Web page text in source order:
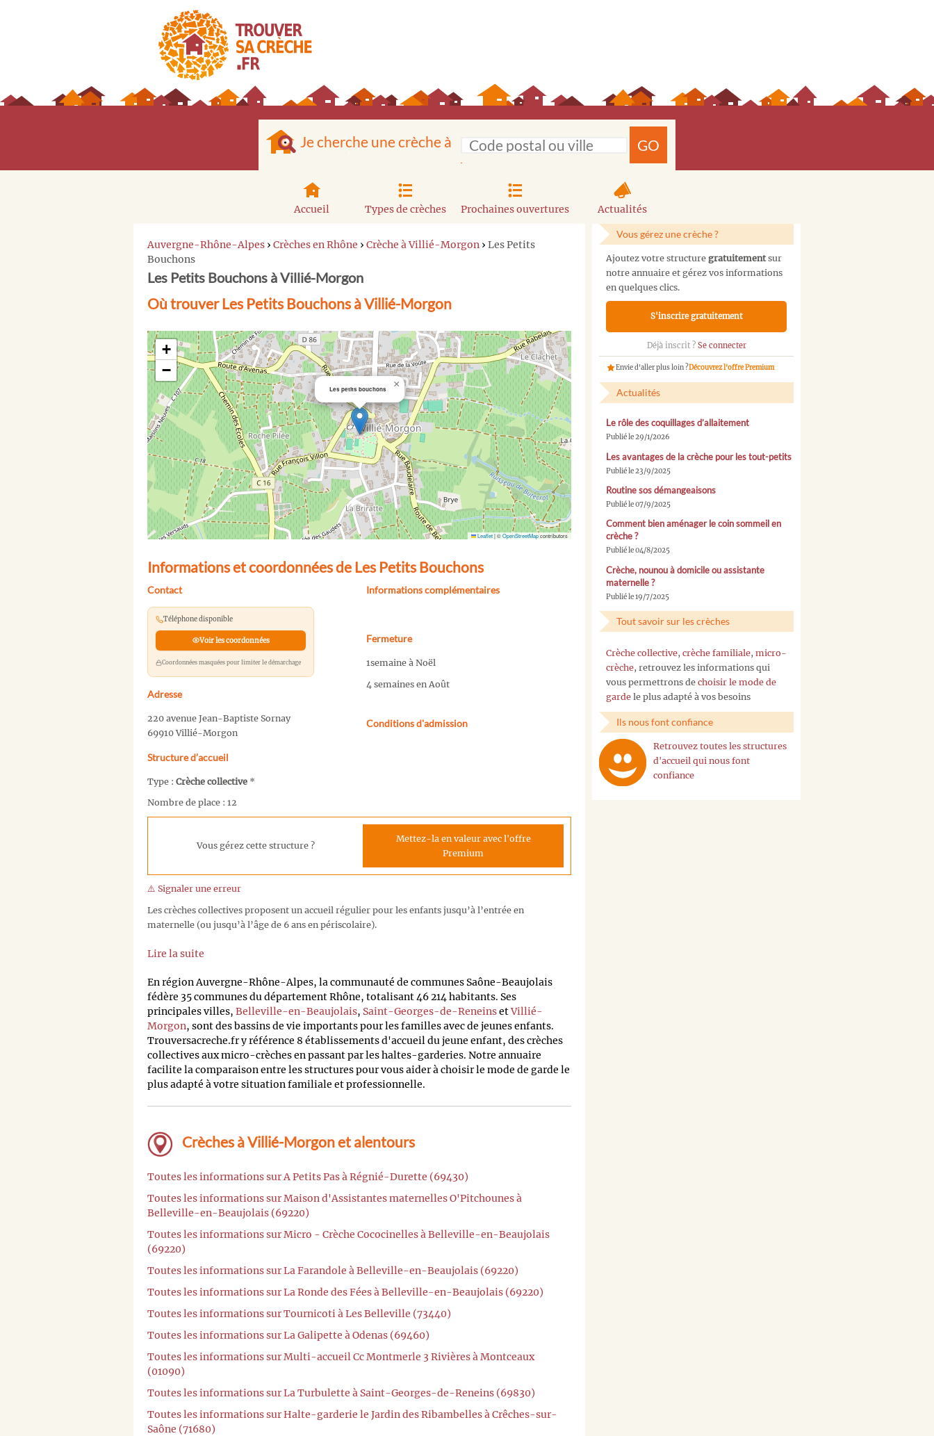
Je cherche une crèche à GO
Accueil Types de crèches Prochaines ouvertures Actualités
Auvergne-Rhône-Alpes › Crèches en Rhône › Crèche à Villié-Morgon › Les Petits
Bouchons
Les Petits Bouchons à Villié-Morgon
Où trouver Les Petits Bouchons à Villié-Morgon
Les petits bouchons ×
+
−
Leaflet|©OpenStreetMapcontributors
Informations et coordonnées de Les Petits Bouchons
Contact
Téléphone disponible
Voir les coordonnées
Coordonnées masquées pour limiter le démarchage
Adresse
220 avenue Jean-Baptiste Sornay
69910 Villié-Morgon
Structure d’accueil
Type : Crèche collective *
Nombre de place : 12
Informations complémentaires
Fermeture
1semaine à Noël
4 semaines en Août
Conditions d'admission
Vous gérez cette structure ?
Mettez-la en valeur avec l'offre
Premium
⚠️ Signaler une erreur
Les crèches collectives proposent un accueil régulier pour les enfants jusqu’à l’entrée en
maternelle (ou jusqu’à l’âge de 6 ans en périscolaire).
Lire la suite
En région Auvergne-Rhône-Alpes, la communauté de communes Saône-Beaujolais
fédère 35 communes du département Rhône, totalisant 46 214 habitants. Ses
principales villes, Belleville-en-Beaujolais, Saint-Georges-de-ReneinsetVillié-
Morgon, sont des bassins de vie importants pour les familles avec de jeunes enfants.
Trouversacreche.fr y référence 8 établissements d'accueil du jeune enfant, des crèches
collectives aux micro-crèches en passant par les haltes-garderies. Notre annuaire
facilite la comparaison entre les structures pour vous aider à choisir le mode de garde le
plus adapté à votre situation familiale et professionnelle.
Crèches à Villié-Morgon et alentours
Toutes les informations sur A Petits Pas à Régnié-Durette (69430)
Toutes les informations sur Maison d'Assistantes maternelles O'Pitchounes à
Belleville-en-Beaujolais (69220)
Toutes les informations sur Micro - Crèche Cococinelles à Belleville-en-Beaujolais
(69220)
Toutes les informations sur La Farandole à Belleville-en-Beaujolais (69220)
Toutes les informations sur La Ronde des Fées à Belleville-en-Beaujolais (69220)
Toutes les informations sur Tournicoti à Les Belleville (73440)
Toutes les informations sur La Galipette à Odenas (69460)
Toutes les informations sur Multi-accueil Cc Montmerle 3 Rivières à Montceaux
(01090)
Toutes les informations sur La Turbulette à Saint-Georges-de-Reneins (69830)
Toutes les informations sur Halte-garderie le Jardin des Ribambelles à Crêches-sur-
Saône (71680)
Vous gérez une crèche ?
Ajoutez votre structure gratuitementsur
notre annuaire et gérez vos informations
en quelques clics.
S'inscrire gratuitement
Déjà inscrit ? Se connecter
Envie d'aller plus loin ?Découvrez l'offre Premium
Actualités
Le rôle des coquillages d’allaitement
Publié le 29/1/2026
Les avantages de la crèche pour les tout-petits
Publié le 23/9/2025
Routine sos démangeaisons
Publié le 07/9/2025
Comment bien aménager le coin sommeil en
crèche ?
Publié le 04/8/2025
Crèche, nounou à domicile ou assistante
maternelle ?
Publié le 19/7/2025
Tout savoir sur les crèches
Crèche collective, crèche familiale, micro-
crèche, retrouvez les informations qui
vous permettrons de choisir le mode de
garde le plus adapté à vos besoins
Ils nous font confiance
Retrouvez toutes les structures
d'accueil qui nous font
confiance